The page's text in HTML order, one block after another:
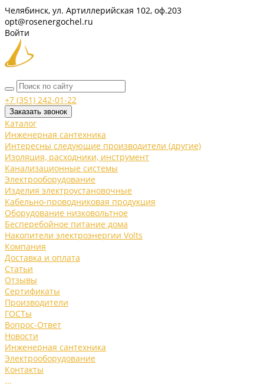
Челябинск, ул. Артиллерийская 102, оф.203
opt@rosenergochel.ru
Войти
+7 (351) 242-01-22
Заказать звонок
Каталог
Инженерная сантехника
Интересны следующие производители (другие)
Изоляция, расходники, инструмент
Канализационные системы
Электрооборудование
Изделия электроустановочные
Кабельно-проводниковая продукция
Оборудование низковольтное
Бесперебойное питание дома
Накопители электроэнергии Volts
Компания
Доставка и оплата
Статьи
Отзывы
Сертификаты
Производители
ГОСТы
Вопрос-Ответ
Новости
Инженерная сантехника
Электрооборудование
Контакты
...